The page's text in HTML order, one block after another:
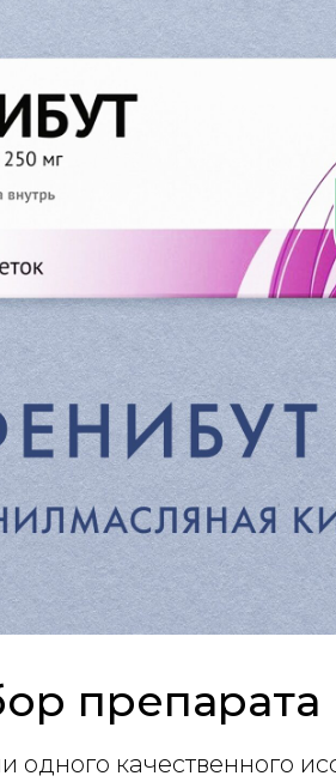
препарата
одного качественного